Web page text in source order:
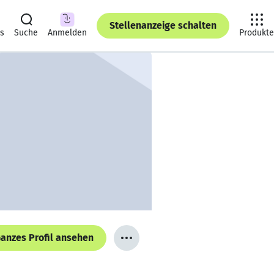
Suche Anmelden
Stellenanzeige schalten
Produkte
Profil ansehen